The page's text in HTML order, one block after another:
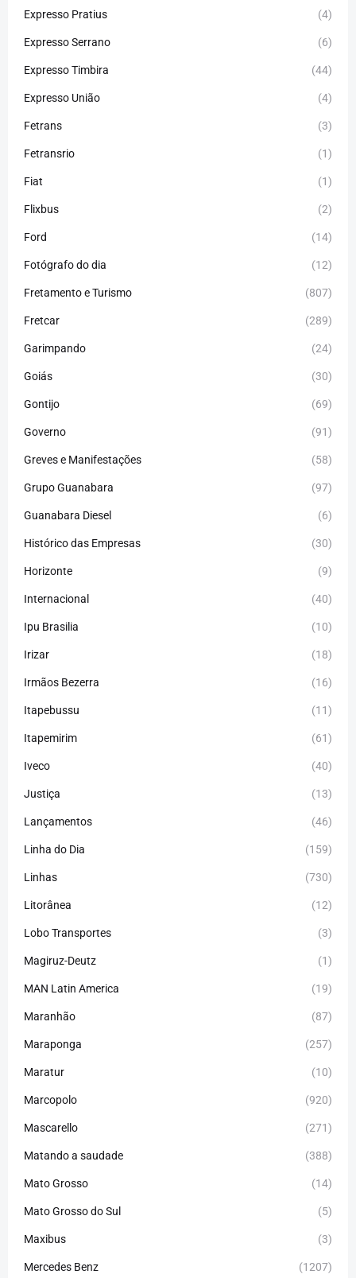
Expresso Pratius (4)
Expresso Serrano (6)
Expresso Timbira (44)
Expresso União (4)
Fetrans (3)
Fetransrio (1)
Fiat (1)
Flixbus (2)
Ford (14)
Fotógrafo do dia (12)
Fretamento e Turismo (807)
Fretcar (289)
Garimpando (24)
Goiás (30)
Gontijo (69)
Governo (91)
Greves e Manifestações (58)
Grupo Guanabara (97)
Guanabara Diesel (6)
Histórico das Empresas (30)
Horizonte (9)
Internacional (40)
Ipu Brasilia (10)
Irizar (18)
Irmãos Bezerra (16)
Itapebussu (11)
Itapemirim (61)
Iveco (40)
Justiça (13)
Lançamentos (46)
Linha do Dia (159)
Linhas (730)
Litorânea (12)
Lobo Transportes (3)
Magiruz-Deutz (1)
MAN Latin America (19)
Maranhão (87)
Maraponga (257)
Maratur (10)
Marcopolo (920)
Mascarello (271)
Matando a saudade (388)
Mato Grosso (14)
Mato Grosso do Sul (5)
Maxibus (3)
Mercedes Benz (1207)